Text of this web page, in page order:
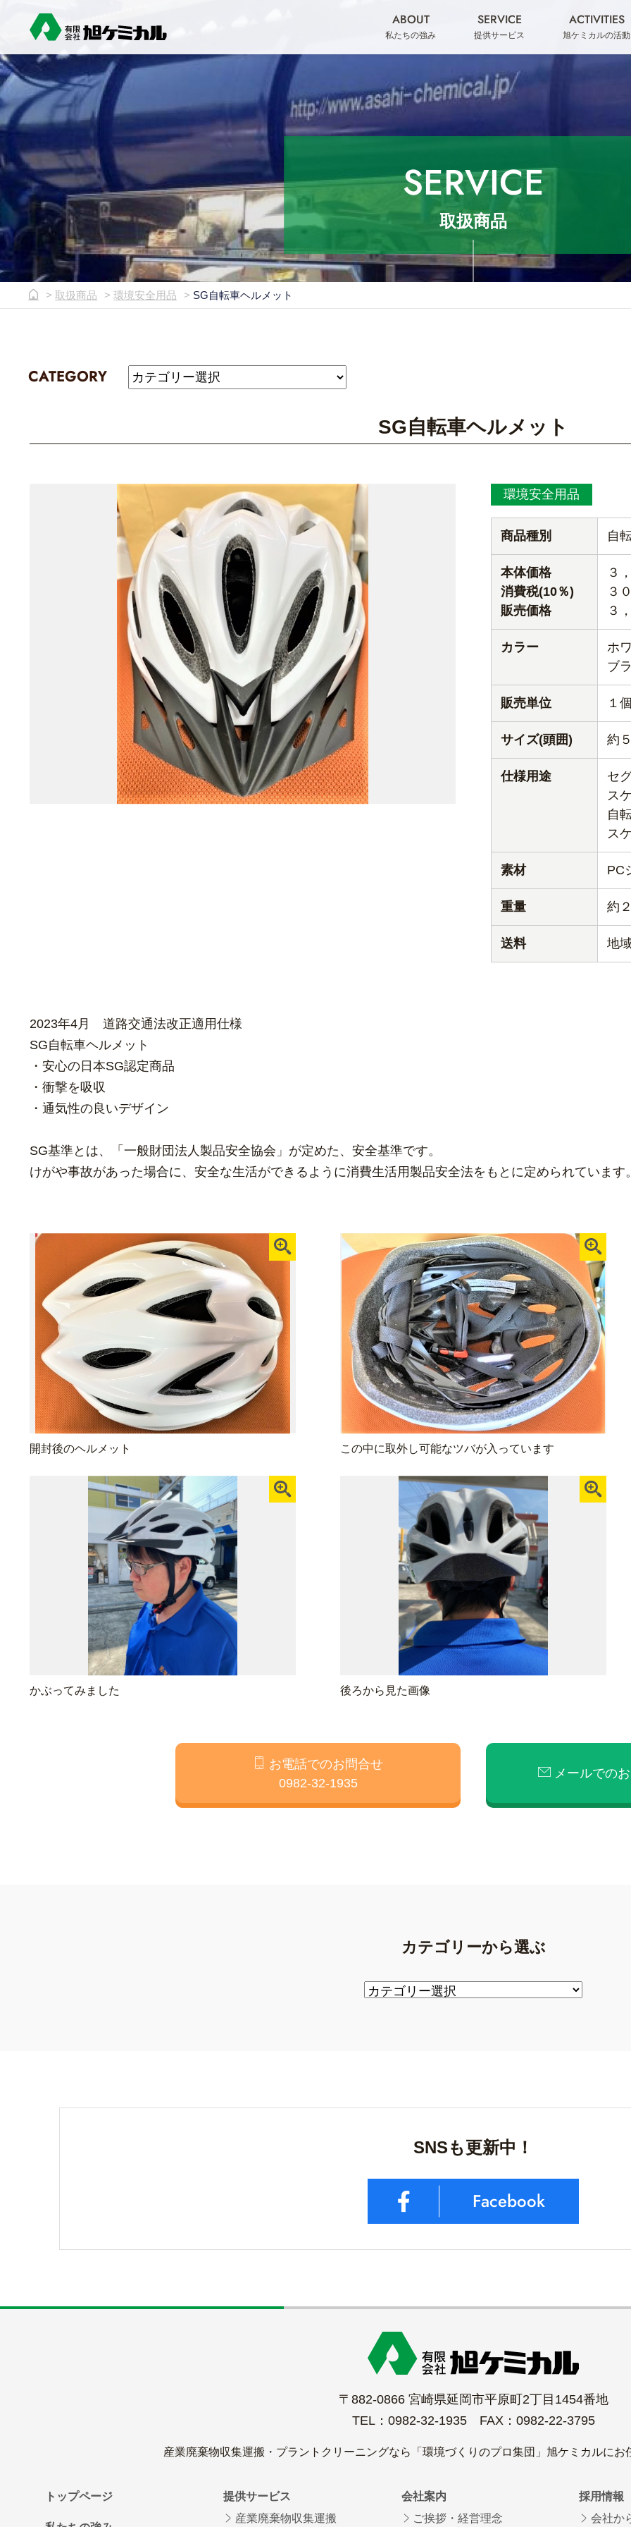
ABOUT
私たちの強み
SERVICE
提供サービス
ACTIVITIES
旭ケミカルの活動
SERVICE
取扱商品
取扱商品 環境安全用品 SG自転車ヘルメット
CATEGORY
SG自転車ヘルメット
環境安全用品
商品種別 自
本体価格
消費税(10％)
販売価格
３
３
３
カラー
ホ
ブ
販売単位 １
サイズ(頭囲) 約
仕様用途
セ
ス
自
ス
素材 PC
重量 約
送料 地
2023年4月 道路交通法改正適用仕様
SG自転車ヘルメット
・安心の日本SG認定商品
・衝撃を吸収
・通気性の良いデザイン
SG基準とは、「一般財団法人製品安全協会」が定めた、安全基準です。
けがや事故があった場合に、安全な生活ができるように消費生活用製品安全法をもとに定められています
開封後のヘルメット この中に取外し可能なツバが入っています
かぶってみました 後ろから見た画像
お電話でのお問合せ
0982-32-1935
メールでの
カテゴリーから選ぶ
SNSも更新中！
Facebook
〒882-0866 宮崎県延岡市平原町2丁目1454番地
TEL：0982-32-1935 FAX：0982-22-3795
産業廃棄物収集運搬・プラントクリーニングなら「環境づくりのプロ集団」旭ケミカルに
トップページ
提供サービス
産業廃棄物収集運搬
会社案内
ご挨拶・経営理念
採用情報
会社か